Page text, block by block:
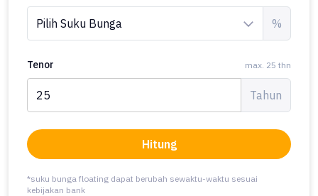
%
Tenor max. 25 thn
Tahun
Hitung
*suku bunga floating dapat berubah sewaktu-waktu sesuai
kebijakan bank